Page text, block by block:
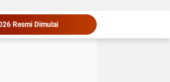
Resmi Dimulai
Bersama Bupati, Anak-anak Tanjung Morawa Nikmati Pengalaman Pertama Nobar di Bioskop